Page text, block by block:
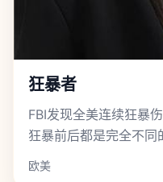
狂暴者
FBI发现全美连续狂暴
狂暴前后都是完全不同
欧美